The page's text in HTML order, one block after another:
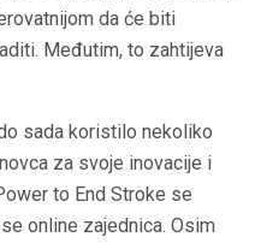
da će biti
Međutim, to zahtijeva
sada koristilo nekoliko
za svoje inovacije i
to End Stroke se
online zajednica. Osim